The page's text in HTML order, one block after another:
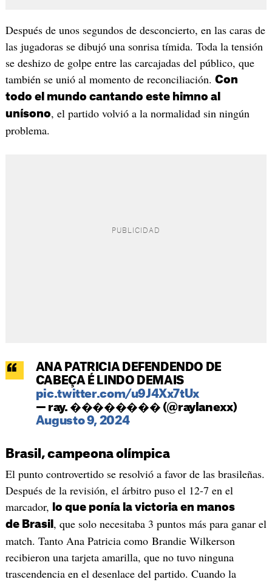
Después de unos segundos de desconcierto, en las caras de
las jugadoras se dibujó una sonrisa tímida. Toda la tensión
se deshizo de golpe entre las carcajadas del público, que
también se unió al momento de reconciliación. Con
todo el mundo cantando este himno al
unísono, el partido volvió a la normalidad sin ningún
problema.
ANA PATRICIA DEFENDENDO DE
CABEÇA É LINDO DEMAIS
pic.twitter.com/u9J4Xx7tUx
— ray. �������� (@raylanexx)
Augusto 9, 2024
Brasil, campeona olímpica
El punto controvertido se resolvió a favor de las brasileñas.
Después de la revisión, el árbitro puso el 12-7 en el
marcador,
lo que ponía la victoria en manos
de Brasil , que solo necesitaba 3 puntos más para ganar el
match. Tanto Ana Patricia como Brandie Wilkerson
recibieron una tarjeta amarilla, que no tuvo ninguna
trascendencia en el desenlace del partido. Cuando la